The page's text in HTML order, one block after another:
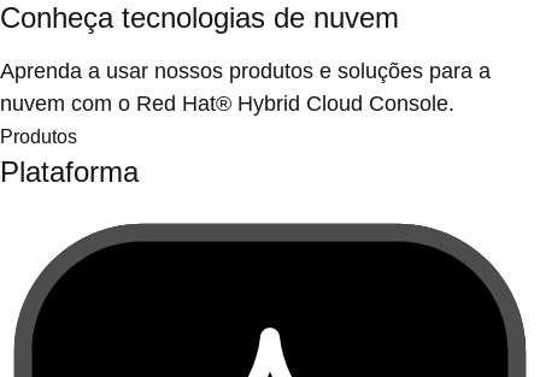
Conheça tecnologias de nuvem
Aprenda a usar nossos produtos e soluções para a
nuvem com o Red Hat® Hybrid Cloud Console.
Produtos
Plataforma